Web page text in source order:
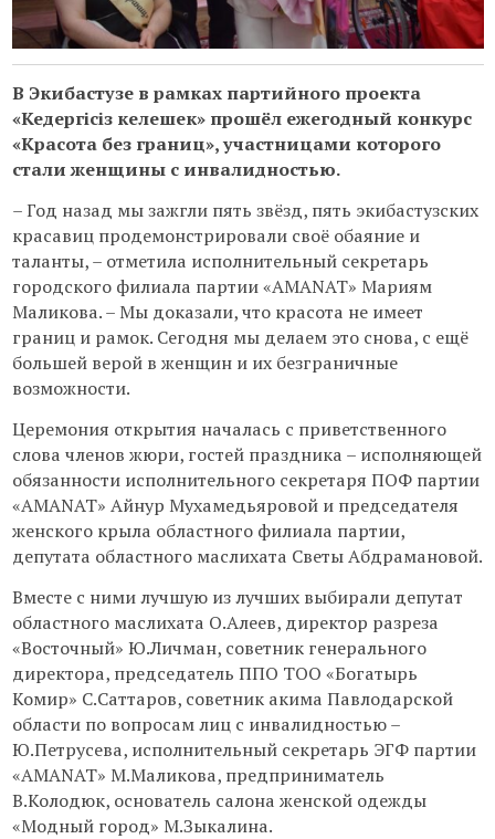
В Экибастузе в рамках партийного проекта
«Кедергісіз келешек» прошёл ежегодный конкурс
«Красота без границ», участницами которого
стали женщины с инвалидностью.
– Год назад мы зажгли пять звёзд, пять экибастузских
красавиц продемонстрировали своё обаяние и
таланты, – отметила исполнительный секретарь
городского филиала партии «AMANAT» Мариям
Маликова. – Мы доказали, что красота не имеет
границ и рамок. Сегодня мы делаем это снова, с ещё
большей верой в женщин и их безграничные
возможности.
Церемония открытия началась с приветственного
слова членов жюри, гостей праздника – исполняющей
обязанности исполнительного секретаря ПОФ партии
«AMANAT» Айнур Мухамедьяровой и председателя
женского крыла областного филиала партии,
депутата областного маслихата Светы Абдрамановой.
Вместе с ними лучшую из лучших выбирали депутат
областного маслихата О.Алеев, директор разреза
«Восточный» Ю.Личман, советник генерального
директора, председатель ППО ТОО «Богатырь
Комир» С.Саттаров, советник акима Павлодарской
области по вопросам лиц с инвалидностью –
Ю.Петрусева, исполнительный секретарь ЭГФ партии
«AMANAT» М.Маликова, предприниматель
В.Колодюк, основатель салона женской одежды
«Модный город» М.Зыкалина.